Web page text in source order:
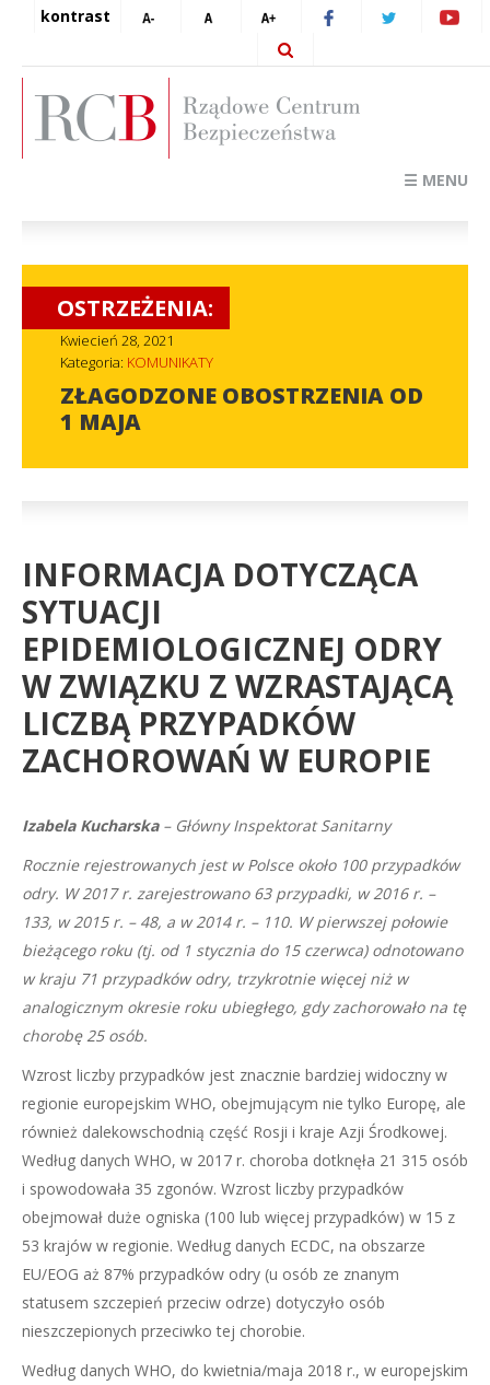
kontrast
☰ MENU
OSTRZEŻENIA:
Kwiecień 28, 2021
Kategoria: KOMUNIKATY
ZŁAGODZONE OBOSTRZENIA OD
1 MAJA
INFORMACJA DOTYCZĄCA
SYTUACJI
EPIDEMIOLOGICZNEJ ODRY
W ZWIĄZKU Z WZRASTAJĄCĄ
LICZBĄ PRZYPADKÓW
ZACHOROWAŃ W EUROPIE
Izabela Kucharska – Główny Inspektorat Sanitarny
Rocznie rejestrowanych jest w Polsce około 100 przypadków
odry. W 2017 r. zarejestrowano 63 przypadki, w 2016 r. –
133, w 2015 r. – 48, a w 2014 r. – 110. W pierwszej połowie
bieżącego roku (tj. od 1 stycznia do 15 czerwca) odnotowano
w kraju 71 przypadków odry, trzykrotnie więcej niż w
analogicznym okresie roku ubiegłego, gdy zachorowało na tę
chorobę 25 osób.
Wzrost liczby przypadków jest znacznie bardziej widoczny w
regionie europejskim WHO, obejmującym nie tylko Europę, ale
również dalekowschodnią część Rosji i kraje Azji Środkowej.
Według danych WHO, w 2017 r. choroba dotknęła 21 315 osób
i spowodowała 35 zgonów. Wzrost liczby przypadków
obejmował duże ogniska (100 lub więcej przypadków) w 15 z
53 krajów w regionie. Według danych ECDC, na obszarze
EU/EOG aż 87% przypadków odry (u osób ze znanym
statusem szczepień przeciw odrze) dotyczyło osób
nieszczepionych przeciwko tej chorobie.
Według danych WHO, do kwietnia/maja 2018 r., w europejskim